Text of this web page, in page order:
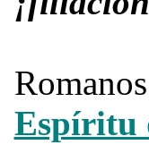
Espíritu